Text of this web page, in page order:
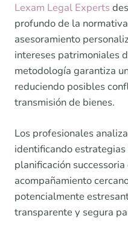
Lexam Legal Experts
profundo de la
asesoramiento
intereses patrimoniales
metodología garantiza
reduciendo posibles
transmisión de bienes.
Los profesionales
identificando
planificación
acompañamiento
potencialmente
transparente y segura